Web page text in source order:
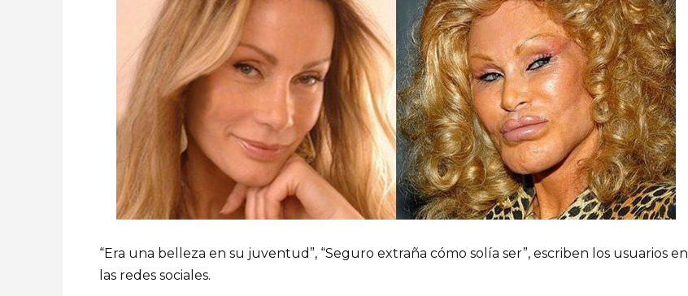
“Era una belleza en su juventud”, “Seguro extraña cómo solía ser”, escriben los usuarios en
las redes sociales.